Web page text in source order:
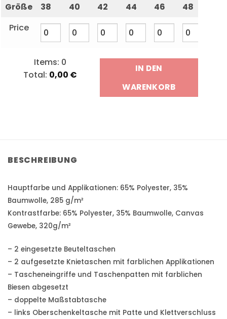
Größe 38 40 42 44 46 48
Price
Items: 0
Total: 0,00 €
IN DEN
WARENKORB
BESCHREIBUNG
Hauptfarbe und Applikationen: 65% Polyester, 35%
Baumwolle, 285 g/m²
Kontrastfarbe: 65% Polyester, 35% Baumwolle, Canvas
Gewebe, 320g/m²
– 2 eingesetzte Beuteltaschen
– 2 aufgesetzte Knietaschen mit farblichen Applikationen
– Tascheneingriffe und Taschenpatten mit farblichen
Biesen abgesetzt
– doppelte Maßstabtasche
– links Oberschenkeltasche mit Patte und Klettverschluss